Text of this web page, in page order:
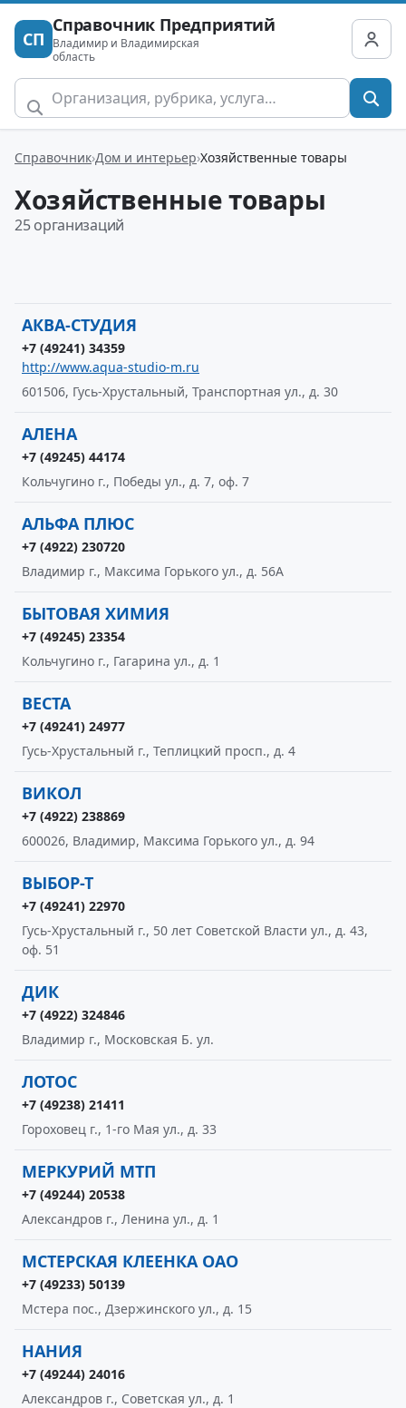
СП
Справочник Предприятий
Владимир и Владимирская
область
Справочник Дом и интерьер Хозяйственные товары
Хозяйственные товары
25 организаций
АКВА-СТУДИЯ
+7 (49241) 34359
http://www.aqua-studio-m.ru
601506, Гусь-Хрустальный, Транспортная ул., д. 30
АЛЕНА
+7 (49245) 44174
Кольчугино г., Победы ул., д. 7, оф. 7
АЛЬФА ПЛЮС
+7 (4922) 230720
Владимир г., Максима Горького ул., д. 56А
БЫТОВАЯ ХИМИЯ
+7 (49245) 23354
Кольчугино г., Гагарина ул., д. 1
ВЕСТА
+7 (49241) 24977
Гусь-Хрустальный г., Теплицкий просп., д. 4
ВИКОЛ
+7 (4922) 238869
600026, Владимир, Максима Горького ул., д. 94
ВЫБОР-Т
+7 (49241) 22970
Гусь-Хрустальный г., 50 лет Советской Власти ул., д. 43,
оф. 51
ДИК
+7 (4922) 324846
Владимир г., Московская Б. ул.
ЛОТОС
+7 (49238) 21411
Гороховец г., 1-го Мая ул., д. 33
МЕРКУРИЙ МТП
+7 (49244) 20538
Александров г., Ленина ул., д. 1
МСТЕРСКАЯ КЛЕЕНКА ОАО
+7 (49233) 50139
Мстера пос., Дзержинского ул., д. 15
НАНИЯ
+7 (49244) 24016
Александров г., Советская ул., д. 1